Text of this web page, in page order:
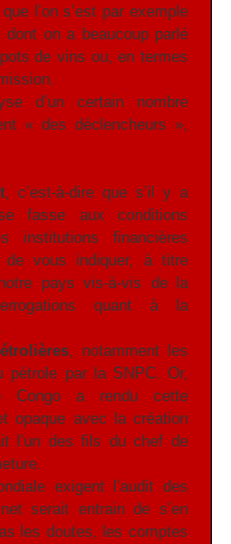
l’on s’est par exemple
on a beaucoup parlé
de vins ou, en termes
d’un certain nombre
« des déclencheurs »,
, c’est-à-dire que s’il y a
fasse aux conditions
institutions financières
de vous indiquer, à titre
pays vis-à-vis de la
quant à la
, notamment les
pétrole par la SNPC. Or,
Congo a rendu cette
opaque avec la création
l’un des fils du chef de
exigent l’audit des
serait entrain de s’en
les doutes, les comptes